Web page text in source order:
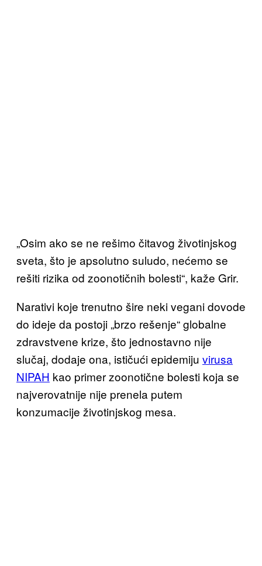
„Osim ako se ne rešimo čitavog životinjskog
sveta, što je apsolutno suludo, nećemo se
rešiti rizika od zoonotičnih bolesti“, kaže Grir.
Narativi koje trenutno šire neki vegani dovode
do ideje da postoji „brzo rešenje“ globalne
zdravstvene krize, što jednostavno nije
slučaj, dodaje ona, ističući epidemiju virusa
NIPAH kao primer zoonotične bolesti koja se
najverovatnije nije prenela putem
konzumacije životinjskog mesa.